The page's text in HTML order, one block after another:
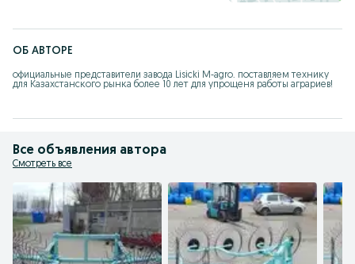
ОБ АВТОРЕ
официальные представители завода Lisicki M-agro. поставляем технику
для Казахстанского рынка более 10 лет для упрощеня работы аграриев!
Все объявления автора
Смотреть все